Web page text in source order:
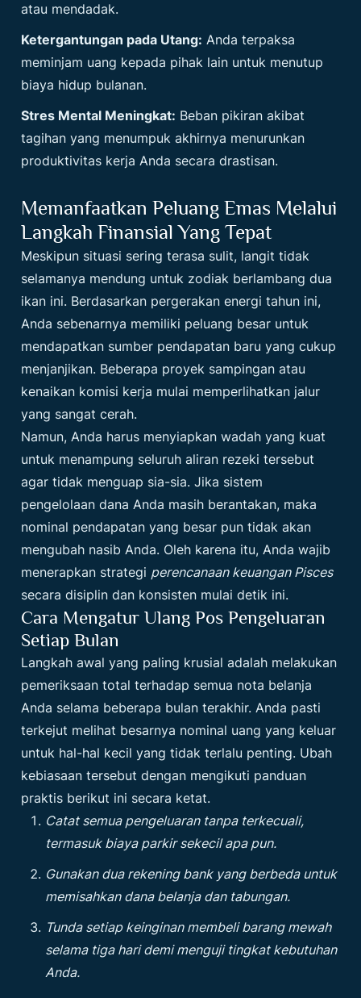
atau mendadak.
Ketergantungan pada Utang: Anda terpaksa
meminjam uang kepada pihak lain untuk menutup
biaya hidup bulanan.
Stres Mental Meningkat: Beban pikiran akibat
tagihan yang menumpuk akhirnya menurunkan
produktivitas kerja Anda secara drastisan.
Memanfaatkan Peluang Emas Melalui
Langkah Finansial Yang Tepat
Meskipun situasi sering terasa sulit, langit tidak
selamanya mendung untuk zodiak berlambang dua
ikan ini. Berdasarkan pergerakan energi tahun ini,
Anda sebenarnya memiliki peluang besar untuk
mendapatkan sumber pendapatan baru yang cukup
menjanjikan. Beberapa proyek sampingan atau
kenaikan komisi kerja mulai memperlihatkan jalur
yang sangat cerah.
Namun, Anda harus menyiapkan wadah yang kuat
untuk menampung seluruh aliran rezeki tersebut
agar tidak menguap sia-sia. Jika sistem
pengelolaan dana Anda masih berantakan, maka
nominal pendapatan yang besar pun tidak akan
mengubah nasib Anda. Oleh karena itu, Anda wajib
menerapkan strategi perencanaan keuangan Pisces
secara disiplin dan konsisten mulai detik ini.
Cara Mengatur Ulang Pos Pengeluaran
Setiap Bulan
Langkah awal yang paling krusial adalah melakukan
pemeriksaan total terhadap semua nota belanja
Anda selama beberapa bulan terakhir. Anda pasti
terkejut melihat besarnya nominal uang yang keluar
untuk hal-hal kecil yang tidak terlalu penting. Ubah
kebiasaan tersebut dengan mengikuti panduan
praktis berikut ini secara ketat.
Catat semua pengeluaran tanpa terkecuali,
termasuk biaya parkir sekecil apa pun.
Gunakan dua rekening bank yang berbeda untuk
memisahkan dana belanja dan tabungan.
Tunda setiap keinginan membeli barang mewah
selama tiga hari demi menguji tingkat kebutuhan
Anda.